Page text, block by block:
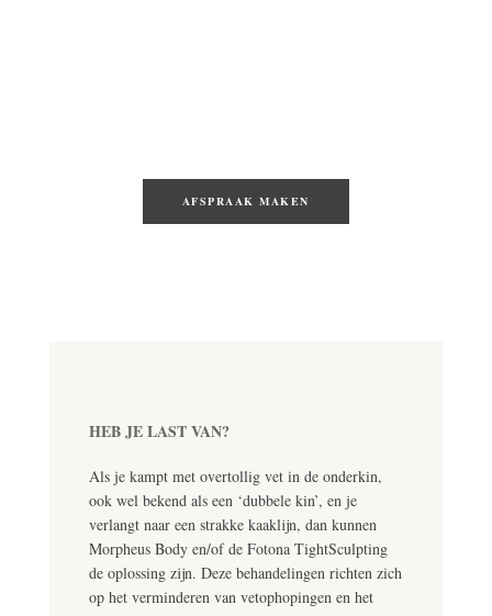
AFSPRAAK MAKEN
HEB JE LAST VAN?
Als je kampt met overtollig vet in de onderkin,
ook wel bekend als een ‘dubbele kin’, en je
verlangt naar een strakke kaaklijn, dan kunnen
Morpheus Body en/of de Fotona TightSculpting
de oplossing zijn. Deze behandelingen richten zich
op het verminderen van vetophopingen en het